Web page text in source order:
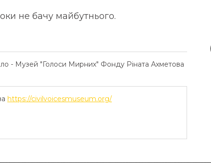
не бачу майбутнього.
- Музей "Голоси Мирних" Фонду Ріната Ахметова
https://civilvoicesmuseum.org/